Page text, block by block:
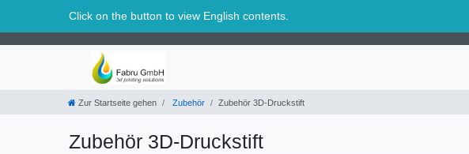
Click on the button to view English contents.
Schweiz
Zur Startseite gehen Zubehör Zubehör 3D-Druckstift
Zubehör 3D-Druckstift